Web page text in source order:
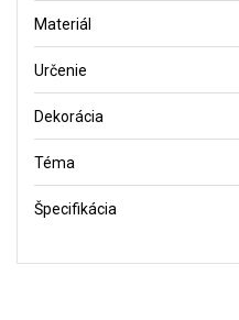
Materiál
Určenie
Dekorácia
Téma
Špecifikácia